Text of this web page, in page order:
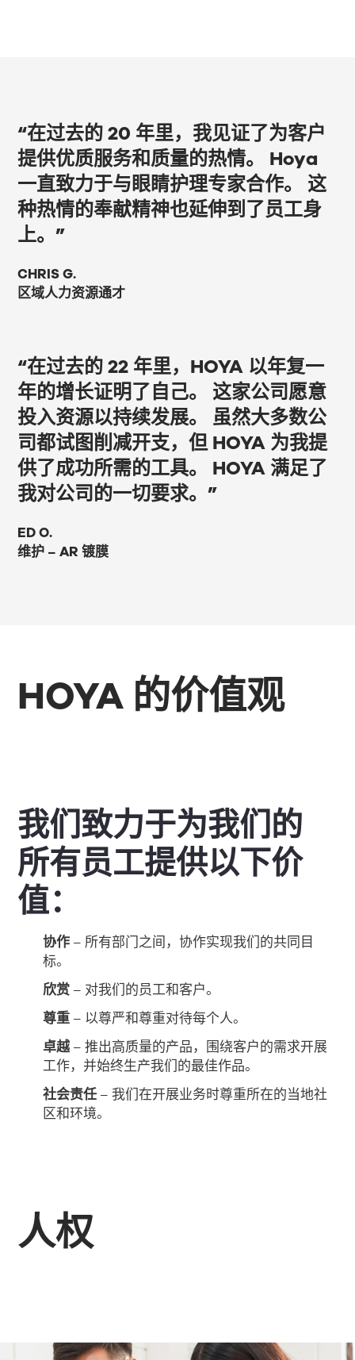
“在过去的 20 年里，我见证了为客户
提供优质服务和质量的热情。 Hoya
一直致力于与眼睛护理专家合作。 这
种热情的奉献精神也延伸到了员工身
上。”
CHRIS G.
区域人力资源通才
“在过去的 22 年里，HOYA 以年复一
年的增长证明了自己。 这家公司愿意
投入资源以持续发展。 虽然大多数公
司都试图削减开支，但 HOYA 为我提
供了成功所需的工具。 HOYA 满足了
我对公司的一切要求。”
ED O.
维护 – AR 镀膜
HOYA 的价值观
我们致力于为我们的
所有员工提供以下价
值：
协作 – 所有部门之间，协作实现我们的共同目
标。
欣赏 – 对我们的员工和客户。
尊重 – 以尊严和尊重对待每个人。
卓越– 推出高质量的产品，围绕客户的需求开展
工作，并始终生产我们的最佳作品。
社会责任 – 我们在开展业务时尊重所在的当地社
区和环境。
人权